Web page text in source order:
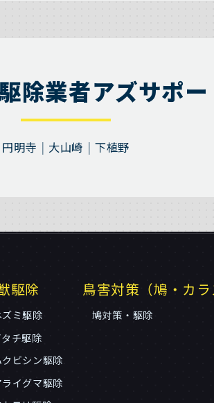
除業者アズサポ
円明寺 大山崎 下植野
駆除
ズミ駆除
タチ駆除
クビシン駆除
ライグマ駆除
鳥害対策（鳩・カラ
鳩対策・駆除